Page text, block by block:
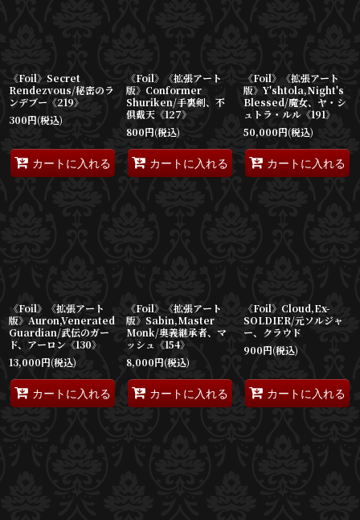
《Foil》Secret
Rendezvous/秘密のラ
ンデブー《219》
300円(税込)
カートに入れる
《Foil》《拡張アート
版》Conformer
Shuriken/手裏剣、不
倶戴天《127》
800円(税込)
カートに入れる
《Foil》《拡張アート
版》Y'shtola,Night's
Blessed/魔女、ヤ・シ
ュトラ・ルル《191》
50,000円(税込)
カートに入れる
《Foil》《拡張アート
版》Auron,Venerated
Guardian/武伝のガー
ド、アーロン《130》
13,000円(税込)
カートに入れる
《Foil》《拡張アート
版》Sabin,Master
Monk/奥義継承者、マ
ッシュ《154》
8,000円(税込)
カートに入れる
《Foil》Cloud,Ex-
SOLDIER/元ソルジャ
ー、クラウド
900円(税込)
カートに入れる